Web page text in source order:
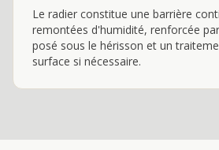
Le radier constitue une barrière
remontées d'humidité, renforcée
posé sous le hérisson et un
surface si nécessaire.